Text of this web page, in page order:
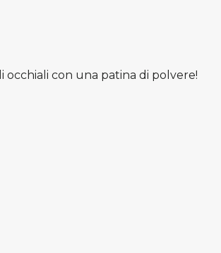
con una patina di polvere!